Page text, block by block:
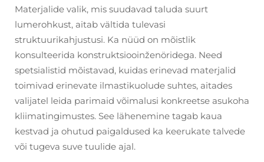
Materjalide valik, mis suudavad taluda suurt
lumerohkust, aitab vältida tulevasi
struktuurikahjustusi. Ka nüüd on mõistlik
konsulteerida konstruktsiooinženöridega. Need
spetsialistid mõistavad, kuidas erinevad materjalid
toimivad erinevate ilmastikuolude suhtes, aitades
valijatel leida parimaid võimalusi konkreetse asukoha
kliimatingimustes. See lähenemine tagab kaua
kestvad ja ohutud paigaldused ka keerukate talvede
või tugeva suve tuulide ajal.